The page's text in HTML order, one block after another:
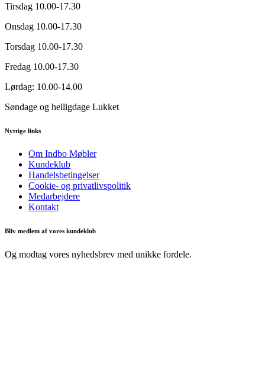
Tirsdag 10.00-17.30
Onsdag 10.00-17.30
Torsdag 10.00-17.30
Fredag 10.00-17.30
Lørdag: 10.00-14.00
Søndage og helligdage Lukket
Nyttige links
Om Indbo Møbler
Kundeklub
Handelsbetingelser
Cookie- og privatlivspolitik
Medarbejdere
Kontakt
Bliv medlem af vores kundeklub
Og modtag vores nyhedsbrev med unikke fordele.